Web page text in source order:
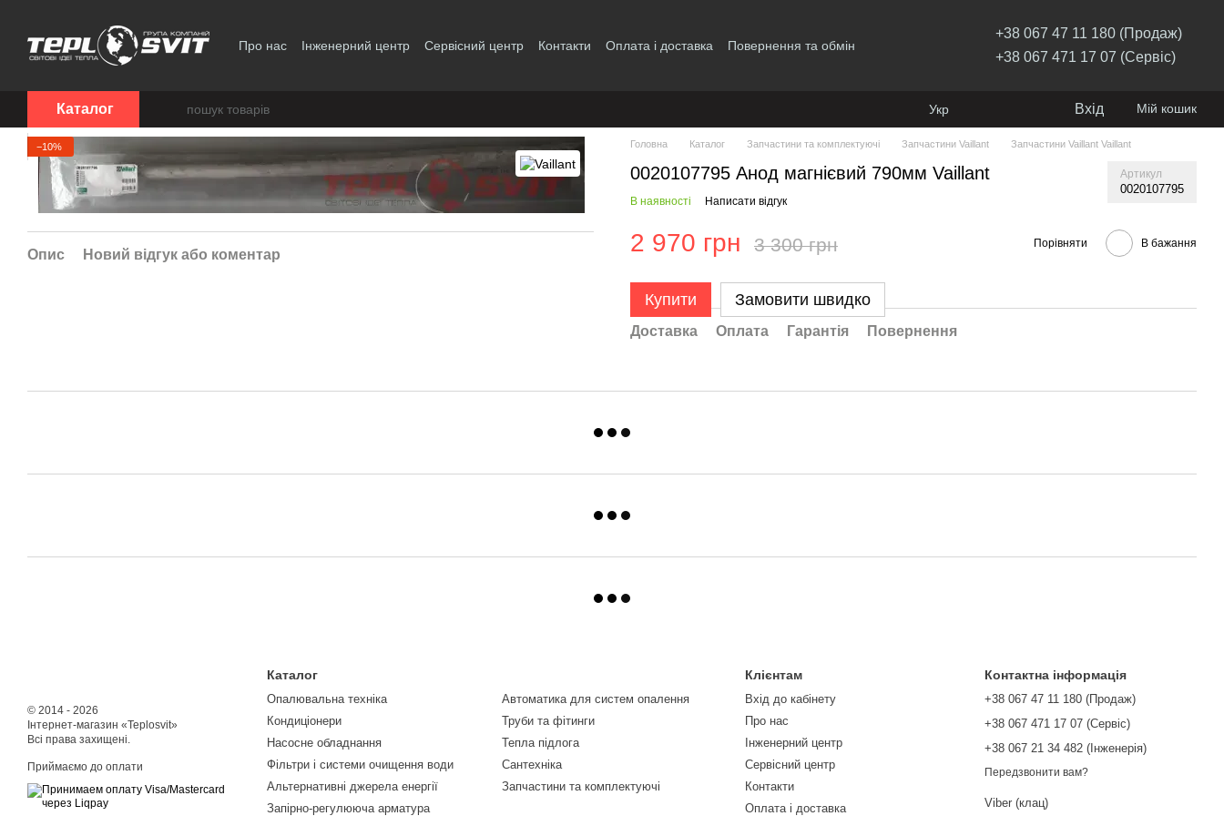
Про нас Інженерний центр Сервісний центр Контакти Оплата і доставка
Повернення та обмін
+38 067 47 11 180 (Продаж)
+38 067 471 17 07 (Сервіс)
Каталог Укр Вхід Мій кошик
−10%
Опис Новий відгук або коментар
Головна Каталог Запчастини та комплектуючі Запчастини Vaillant Запчастини Vaillant Vaillant
0020107795 Анод магнієвий 790мм Vaillant Артикул
0020107795
В наявності Написати відгук
2 970 грн 3 300 грн Порівняти В бажання
Купити Замовити швидко
Доставка Оплата Гарантія Повернення
© 2014 - 2026
Інтернет-магазин «Teplosvit»
Всі права захищені.
Приймаємо до оплати
Каталог
Опалювальна техніка
Кондиціонери
Насосне обладнання
Фільтри і системи очищення води
Альтернативні джерела енергії
Запірно-регулююча арматура
Автоматика для систем опалення
Труби та фітинги
Тепла підлога
Сантехніка
Запчастини та комплектуючі
Клієнтам
Вхід до кабінету
Про нас
Інженерний центр
Сервісний центр
Контакти
Оплата і доставка
Контактна інформація
+38 067 47 11 180 (Продаж)
+38 067 471 17 07 (Сервіс)
‎+38 067 21 34 482 (Інженерія)
Передзвонити вам?
Viber (клац)